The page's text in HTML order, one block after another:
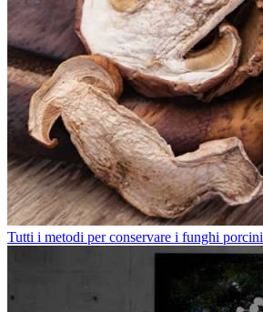
Tutti i metodi per conservare i funghi porcini